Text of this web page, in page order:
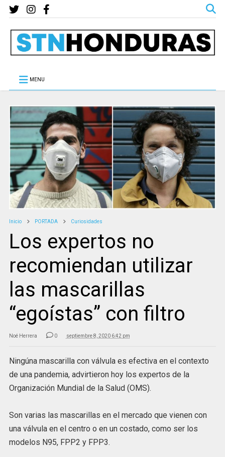
MENU
Inicio PORTADA Curiosidades
Los expertos no
recomiendan utilizar
las mascarillas
“egoístas” con filtro
Noé Herrera 0 septiembre 8, 2020 6:42 pm
Ningúna mascarilla con válvula es efectiva en el contexto
de una pandemia, advirtieron hoy los expertos de la
Organización Mundial de la Salud (OMS).
Son varias las mascarillas en el mercado que vienen con
una válvula en el centro o en un costado, como ser los
modelos N95, FPP2 y FPP3.